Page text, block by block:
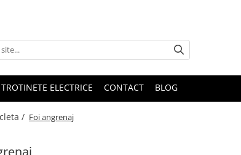
ELECTRICE CONTACT BLOG
/ Foi angrenaj